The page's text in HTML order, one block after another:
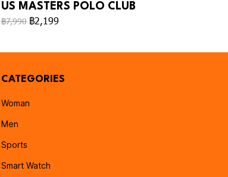
US MASTERS POLO CLUB
฿7,990 ฿2,199
CATEGORIES
Woman
Men
Sports
Smart Watch